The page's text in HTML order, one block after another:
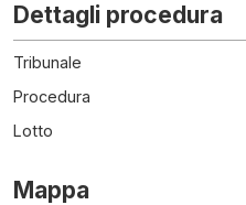
Dettagli procedura
Tribunale
Procedura
Lotto
Mappa